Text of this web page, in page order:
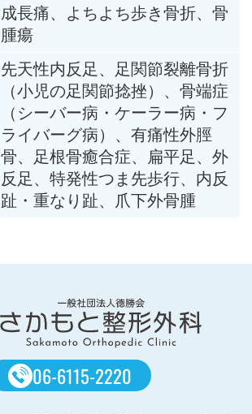
成長痛、よちよち歩き骨折、骨
腫瘍
先天性内反足、足関節裂離骨折
（小児の足関節捻挫）、骨端症
（シーバー病・ケーラー病・フ
ライバーグ病）、有痛性外脛
骨、足根骨癒合症、扁平足、外
反足、特発性つま先歩行、内反
趾・重なり趾、爪下外骨腫
06-6115-2220